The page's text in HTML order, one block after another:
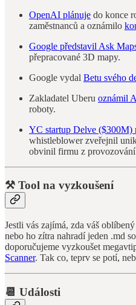
OpenAI plánuje do konce
zaměstnanců a oznámilo
Google představil Ask
přepracované 3D mapy.
Google vydal Betu svého
Zakladatel Uberu oznámil
roboty.
YC startup Delve ($300M)
whistleblower zveřejnil
obvinil firmu z provozování
⚒️ Tool na vyzkoušení
Jestli vás zajímá, zda váš
nebo ho zítra nahradí jeden .md
doporučujeme vyzkoušet
Scanner. Tak co, teprv se potí,
📆 Události